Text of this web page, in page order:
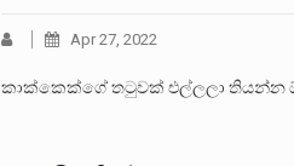
Apr 27, 2022
කාක්කෙක්ගේ තටුවක් එල්ලලා තියන්න